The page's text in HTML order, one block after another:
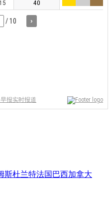
斯杜兰特法国 巴西加拿大